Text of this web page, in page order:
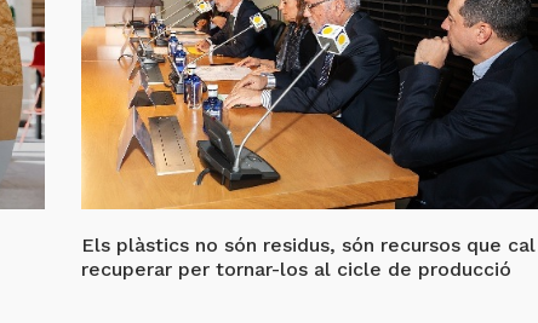
Els plàstics no són residus, són recursos que cal
recuperar per tornar-los al cicle de producció